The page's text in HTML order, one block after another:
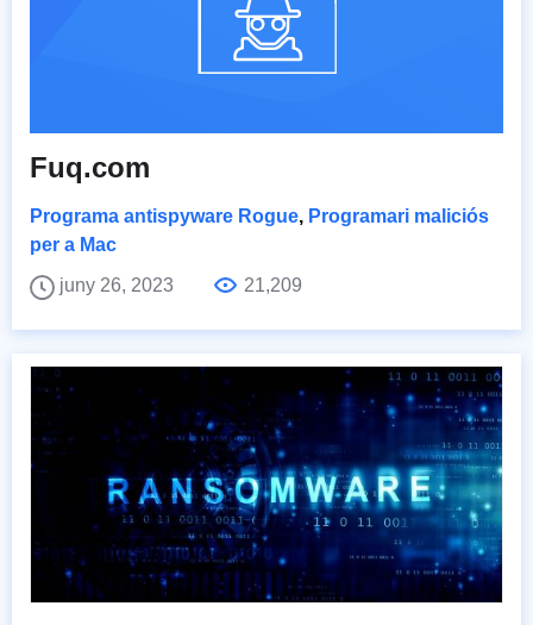
Fuq.com
Programa antispyware Rogue, Programari maliciós
per a Mac
juny 26, 2023
21,209